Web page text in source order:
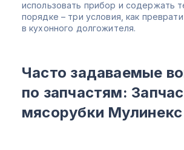
использовать прибор и содержать
порядке – три условия, как
в кухонного долгожителя.
Часто задаваемые
по запчастям:
мясорубки Мулинекс